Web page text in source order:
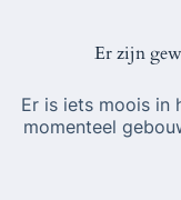
Er zijn
Er is iets moois in
momenteel